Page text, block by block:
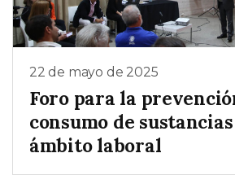
22 de mayo de 2025
Foro para la
consumo de
ámbito laboral